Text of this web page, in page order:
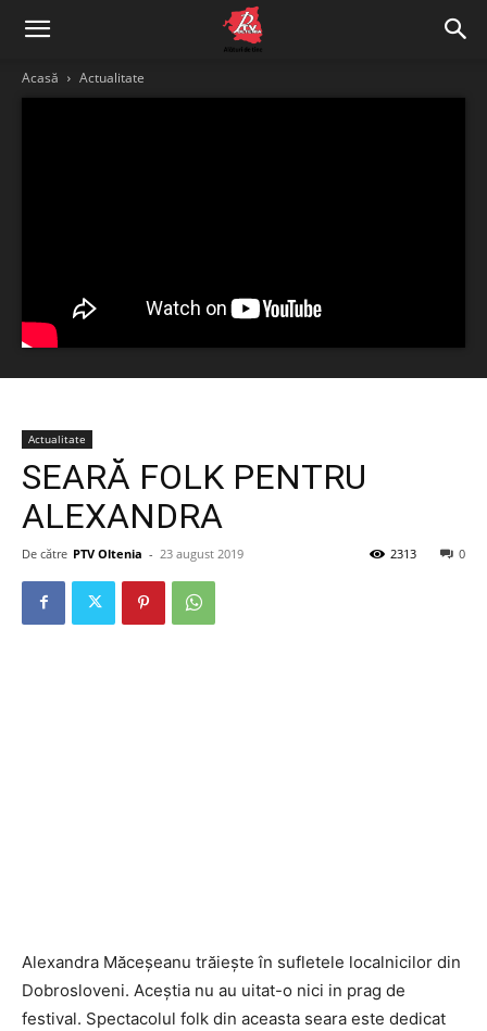
Acasă Actualitate
Actualitate
SEARĂ FOLK PENTRU
ALEXANDRA
De către PTV Oltenia - 23 august 2019 0
2313
Alexandra Măceșeanu trăiește în sufletele localnicilor din
Dobrosloveni. Aceștia nu au uitat-o nici in prag de
festival. Spectacolul folk din aceasta seara este dedicat